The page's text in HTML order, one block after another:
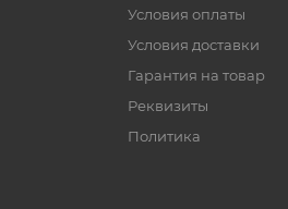
Условия оплаты
Условия доставки
Гарантия на товар
Реквизиты
Политика